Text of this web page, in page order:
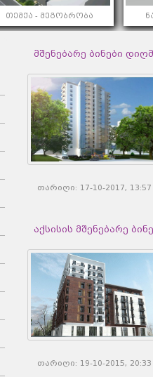
თემქა - მეგობრობა
მშენებარე ბინები
თარიღი: 17-10-2017,
აქსისის მშენებარე
თარიღი: 19-10-2015,